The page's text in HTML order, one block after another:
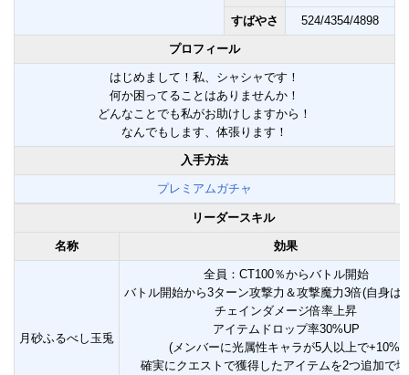
すばやさ 524/4354/4898
プロフィール
はじめまして！私、シャシャです！
何か困ってることはありませんか！
どんなことでも私がお助けしますから！
なんでもします、体張ります！
入手方法
プレミアムガチャ
リーダースキル
名称 効果
月砂ふるべし玉兎
全員：CT100％からバトル開始
バトル開始から3ターン攻撃力＆攻撃魔力3倍(自身は
チェインダメージ倍率上昇
アイテムドロップ率30%UP
(メンバーに光属性キャラが5人以上で+10%)
確実にクエストで獲得したアイテムを2つ追加で